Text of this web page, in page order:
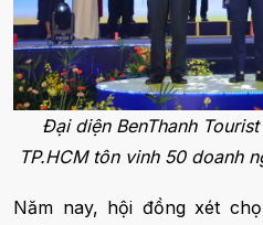
Đại diện BenThanh
TP.HCM tôn vinh 50 doanh
Năm nay, hội đồng xét